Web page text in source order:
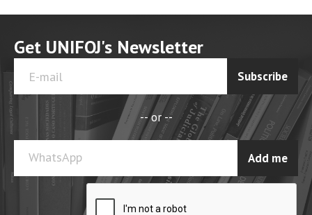
Get UNIFOJ's Newsletter
Subscribe
-- or --
WhatsApp Add me